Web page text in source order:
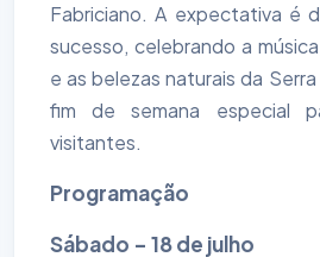
Fabriciano. A expectativa é
sucesso, celebrando a
e as belezas naturais da
fim de semana especial
visitantes.
Programação
Sábado – 18 de julho